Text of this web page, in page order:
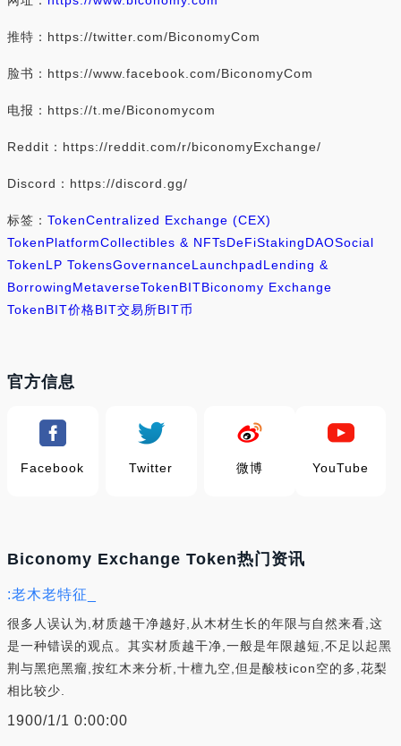
推特：https://twitter.com/BiconomyCom
脸书：https://www.facebook.com/BiconomyCom
电报：https://t.me/Biconomycom
Reddit：https://reddit.com/r/biconomyExchange/
Discord：https://discord.gg/
标签： TokenCentralized Exchange (CEX)
TokenPlatformCollectibles & NFTsDeFiStakingDAOSocial
TokenLP TokensGovernanceLaunchpadLending &
BorrowingMetaverseTokenBITBiconomy Exchange
TokenBIT价格BIT交易所BIT币
官方信息
Facebook Twitter 微博 YouTube
Biconomy Exchange Token热门资讯
:老木老特征_
很多人误认为,材质越干净越好,从木材生长的年限与自然来看,这
是一种错误的观点。其实材质越干净,一般是年限越短,不足以起黑
荆与黑疤黑瘤,按红木来分析,十檀九空,但是酸枝icon空的多,花梨
相比较少.
1900/1/1 0:00:00